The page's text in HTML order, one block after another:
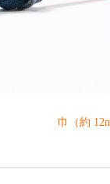
巾（約